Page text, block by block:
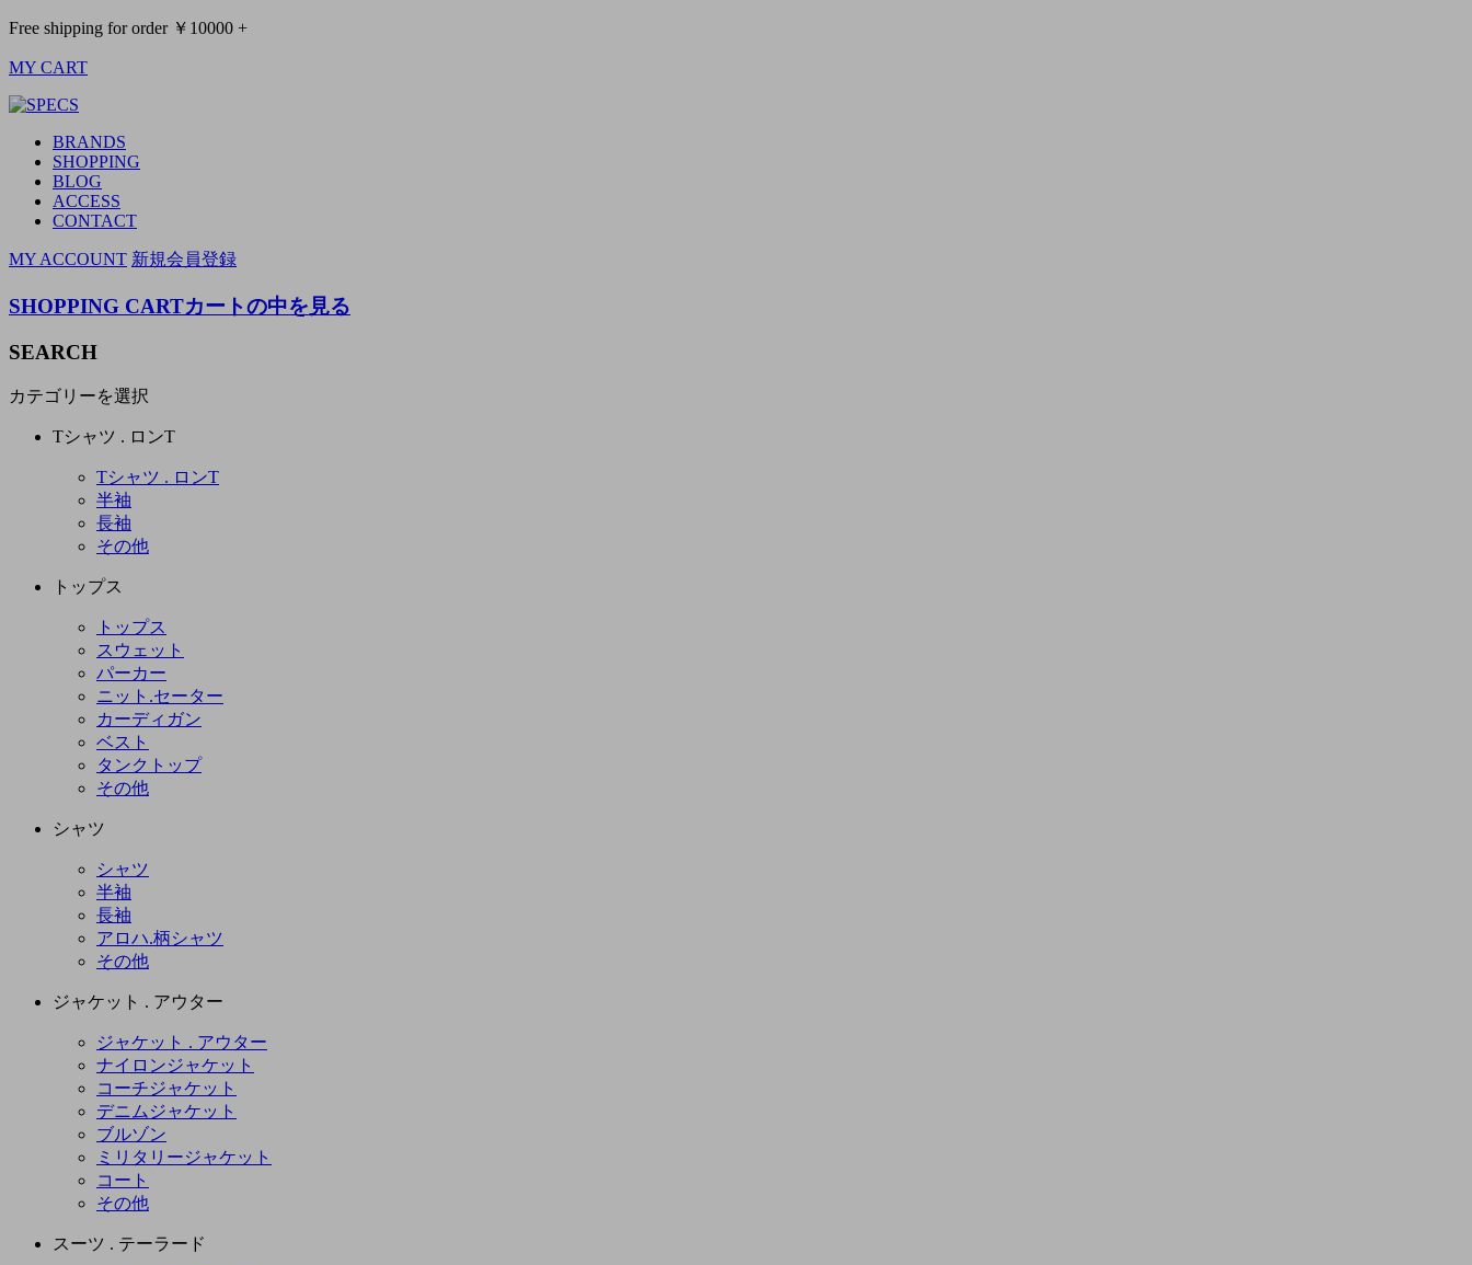
Free shipping for order ￥10000 +
MY CART
BRANDS
SHOPPING
BLOG
ACCESS
CONTACT
MY ACCOUNT 新規会員登録
SHOPPING CARTカートの中を見る
SEARCH
カテゴリーを選択
Tシャツ . ロンT
Tシャツ . ロンT
半袖
長袖
その他
トップス
トップス
スウェット
パーカー
ニット.セーター
カーディガン
ベスト
タンクトップ
その他
シャツ
シャツ
半袖
長袖
アロハ.柄シャツ
その他
ジャケット . アウター
ジャケット . アウター
ナイロンジャケット
コーチジャケット
デニムジャケット
ブルゾン
ミリタリージャケット
コート
その他
スーツ . テーラード